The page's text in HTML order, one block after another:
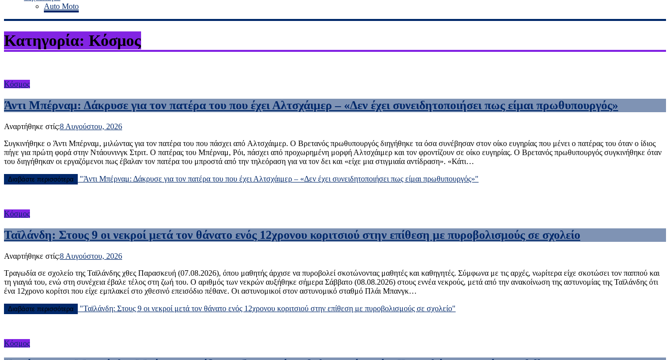
Auto Moto
Κατηγορία: Κόσμος
Κόσμος
Άντι Μπέρναμ: Δάκρυσε για τον πατέρα του που έχει Αλτσχάιμερ – «Δεν έχει συνειδητοποιήσει πως είμαι πρωθυπουργός»
Αναρτήθηκε στίς:8 Αυγούστου, 2026
Συγκινήθηκε ο Άντι Μπέρναμ, μιλώντας για τον πατέρα του που πάσχει από Αλτσχάιμερ. Ο Βρετανός πρωθυπουργός διηγήθηκε τα όσα συνέβησαν στον οίκο ευγηρίας που μένει ο πατέρας του όταν ο ίδιος
πήγε για πρώτη φορά στην Ντάουνινγκ Στριτ. Ο πατέρας του Μπέρναμ, Ρόι, πάσχει από προχωρημένη μορφή Αλτσχάιμερ και τον φροντίζουν σε οίκο ευγηρίας. Ο Βρετανός πρωθυπουργός συγκινήθηκε όταν
του διηγήθηκαν οι εργαζόμενοι πως έβαλαν τον πατέρα του μπροστά από την τηλεόραση για να τον δει και «είχε μια στιγμιαία αντίδραση». «Κάτι…
Διαβάστε περισσότερα "Άντι Μπέρναμ: Δάκρυσε για τον πατέρα του που έχει Αλτσχάιμερ – «Δεν έχει συνειδητοποιήσει πως είμαι πρωθυπουργός»"
Κόσμος
Ταϊλάνδη: Στους 9 οι νεκροί μετά τον θάνατο ενός 12χρονου κοριτσιού στην επίθεση με πυροβολισμούς σε σχολείο
Αναρτήθηκε στίς:8 Αυγούστου, 2026
Τραγωδία σε σχολείο της Ταϊλάνδης χθες Παρασκευή (07.08.2026), όπου μαθητής άρχισε να πυροβολεί σκοτώνοντας μαθητές και καθηγητές. Σύμφωνα με τις αρχές, νωρίτερα είχε σκοτώσει τον παππού και
τη γιαγιά του, ενώ στη συνέχεια έβαλε τέλος στη ζωή του. Ο αριθμός των νεκρών αυξήθηκε σήμερα Σάββατο (08.08.2026) στους εννέα νεκρούς, μετά από την ανακοίνωση της αστυνομίας της Ταϊλάνδης ότι
ένα 12χρονο κορίτσι που είχε εμπλακεί στο χθεσινό επεισόδιο πέθανε. Οι αστυνομικοί στον αστυνομικό σταθμό Πλάι Μπανγκ…
Διαβάστε περισσότερα "Ταϊλάνδη: Στους 9 οι νεκροί μετά τον θάνατο ενός 12χρονου κοριτσιού στην επίθεση με πυροβολισμούς σε σχολείο"
Κόσμος